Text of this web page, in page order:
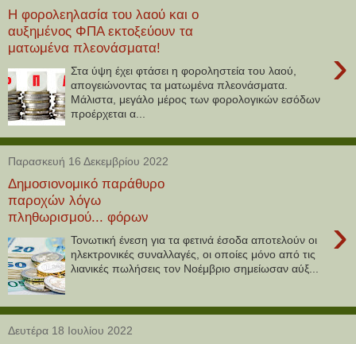
Η φορολεηλασία του λαού και ο
αυξημένος ΦΠΑ εκτοξεύουν τα
ματωμένα πλεονάσματα!
›
Στα ύψη έχει φτάσει η φοροληστεία του λαού,
απογειώνοντας τα ματωμένα πλεονάσματα.
Μάλιστα, μεγάλο μέρος των φορολογικών εσόδων
προέρχεται α...
Παρασκευή 16 Δεκεμβρίου 2022
Δημοσιονομικό παράθυρο
παροχών λόγω
πληθωρισμού... φόρων
›
Τονωτική ένεση για τα φετινά έσοδα αποτελούν οι
ηλεκτρονικές συναλλαγές, οι οποίες μόνο από τις
λιανικές πωλήσεις τον Νοέμβριο σημείωσαν αύξ...
Δευτέρα 18 Ιουλίου 2022